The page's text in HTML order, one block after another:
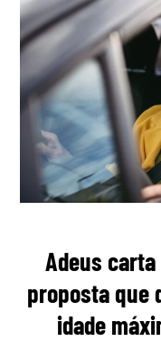
Adeus carta
proposta que
idade